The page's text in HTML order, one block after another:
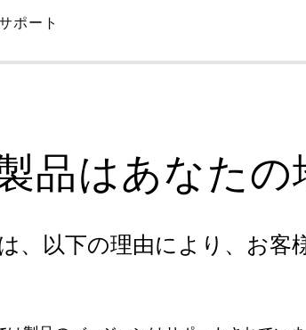
ポート
品はあなた
、以下の理由により、お客